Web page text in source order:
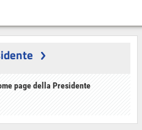
page della Presidente